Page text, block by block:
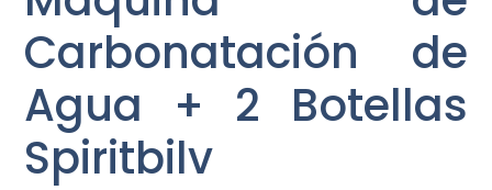
Carbonatación de
Agua + 2 Botellas
Spiritbilv